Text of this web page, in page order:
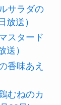
サラダの
放送）
スタード
送）
香味あえ
むねのカ